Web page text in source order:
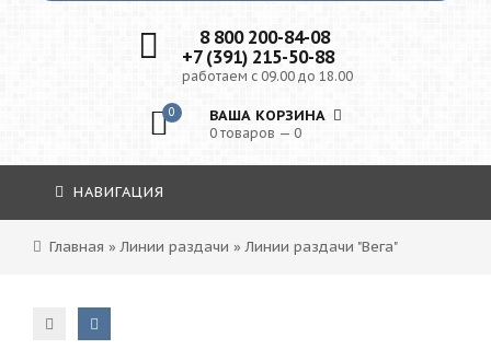
8 800 200-84-08
+7 (391) 215-50-88
работаем с 09.00 до 18.00
0 ВАША КОРЗИНА
0 товаров — 0
НАВИГАЦИЯ
Главная »Линии раздачи »Линии раздачи "Вега"